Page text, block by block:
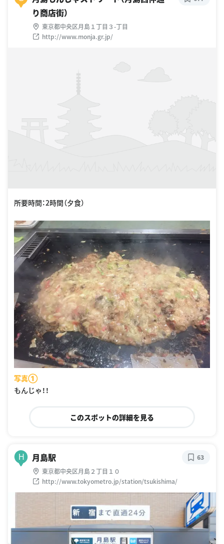
り商店街）
東京都中央区月島１丁目３-丁目
http://www.monja.gr.jp/
所要時間：2時間（夕食）
写真①
もんじゃ！！
このスポットの詳細を見る
H 月島駅
東京都中央区月島２丁目１０
http://www.tokyometro.jp/station/tsukishima/
63